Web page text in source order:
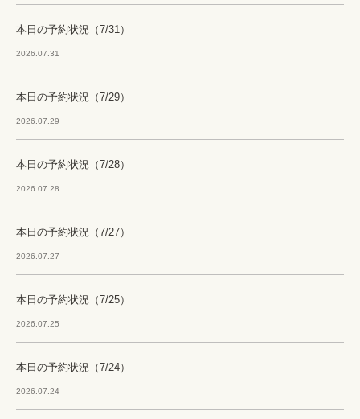
本日の予約状況（7/31）
2026.07.31
本日の予約状況（7/29）
2026.07.29
本日の予約状況（7/28）
2026.07.28
本日の予約状況（7/27）
2026.07.27
本日の予約状況（7/25）
2026.07.25
本日の予約状況（7/24）
2026.07.24